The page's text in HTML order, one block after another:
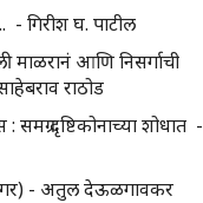
- गिरीश घ. पाटील
माळरानं आणि निसर्गाची
राठोड
समग्र दृष्टिकोनाच्या शोधात -
- अतुल देऊळगावकर